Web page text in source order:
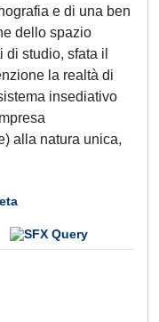
e di una ben
dello spazio
studio, sfata il
la realtà di
insediativo
alla natura unica,